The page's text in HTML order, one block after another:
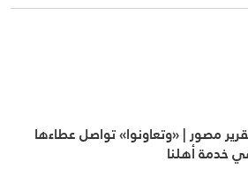
مصور | «وتعاونوا» تواصل عطاءها
خدمة أهلنا